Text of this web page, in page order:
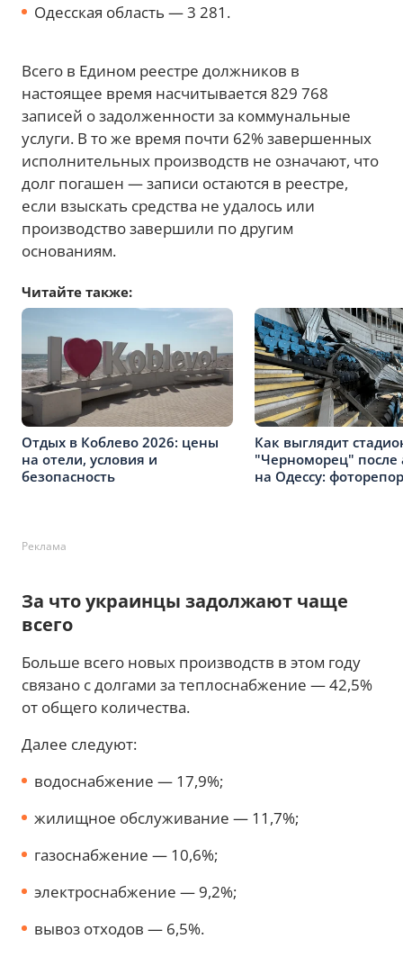
Одесская область — 3 281.
Всего в Едином реестре должников в
настоящее время насчитывается 829 768
записей о задолженности за коммунальные
услуги. В то же время почти 62% завершенных
исполнительных производств не означают, что
долг погашен — записи остаются в реестре,
если взыскать средства не удалось или
производство завершили по другим
основаниям.
Читайте также:
Отдых в Коблево 2026: цены
на отели, условия и
безопасность
Как выглядит
"Черноморец" после
на Одессу:
Реклама
За что украинцы задолжают чаще
всего
Больше всего новых производств в этом году
связано с долгами за теплоснабжение — 42,5%
от общего количества.
Далее следуют:
водоснабжение — 17,9%;
жилищное обслуживание — 11,7%;
газоснабжение — 10,6%;
электроснабжение — 9,2%;
вывоз отходов — 6,5%.